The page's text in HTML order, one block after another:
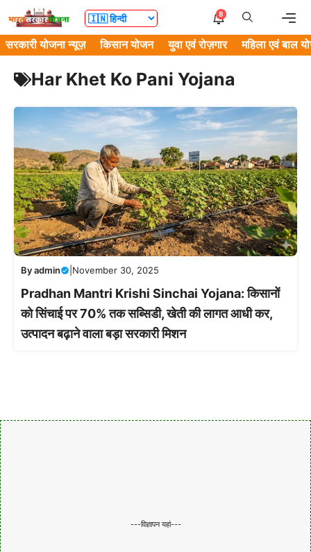
content
8
सरकारी योजना न्यूज़ किसान योजन युवा एवं रोज़गार महिला एवं बाल
Har Khet Ko Pani Yojana
Byadmin November 30, 2025
Pradhan Mantri Krishi Sinchai Yojana: किसानों
को सिंचाई पर 70% तक सब्सिडी, खेती की लागत आधी कर,
उत्पादन बढ़ाने वाला बड़ा सरकारी मिशन
---विज्ञापन यहां---